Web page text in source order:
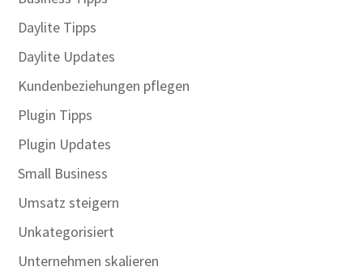
Daylite Tipps
Daylite Updates
Kundenbeziehungen pflegen
Plugin Tipps
Plugin Updates
Small Business
Umsatz steigern
Unkategorisiert
Unternehmen skalieren